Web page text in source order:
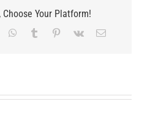
Choose Your Platform!
WhatsApp
Tumblr Pinterest
Vk Email